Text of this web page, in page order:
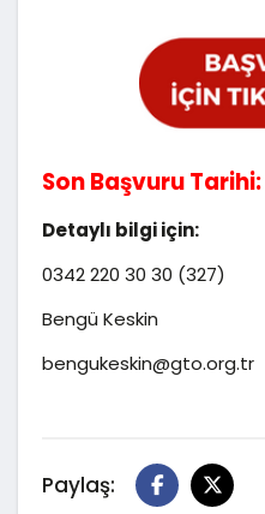
Son BaşvuruTarihi:
Detaylı bilgi için:
0342 220 30 30 (327)
Bengü Keskin
bengukeskin@gto.org.tr
Paylaş: